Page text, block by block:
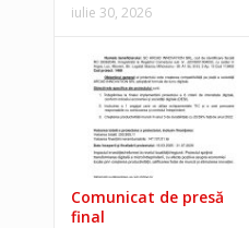
iulie 30, 2026
Comunicat de presă
final